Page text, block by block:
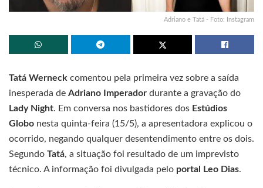
Adriano e Tatá - Foto: Instagram
Tatá Werneck comentou pela primeira vez sobre a saída
inesperada de Adriano Imperador durante a gravação do
Lady Night. Em conversa nos bastidores dos Estúdios
Globo nesta quinta-feira (15/5), a apresentadora explicou o
ocorrido, negando qualquer desentendimento entre os dois.
Segundo Tatá, a situação foi resultado de um imprevisto
técnico. A informação foi divulgada pelo portal Leo Dias.